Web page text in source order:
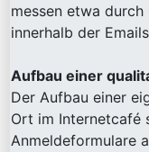
messen etwa
innerhalb der
Aufbau einer
Der Aufbau einer
Ort im Internetcafé
Anmeldeformulare